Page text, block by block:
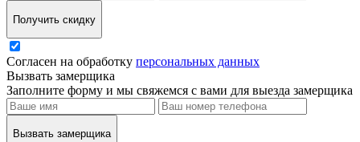
Получить скидку
Согласен на обработку персональных данных
Вызвать замерщика
Заполните форму и мы свяжемся с вами для выезда замерщика
Вызвать замерщика